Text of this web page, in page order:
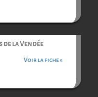
de la Vendée
Voir la fiche »